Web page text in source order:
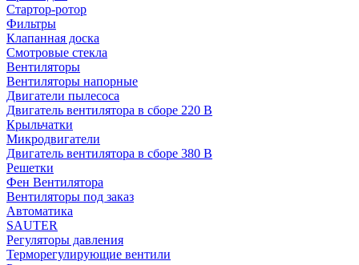
Стартор-ротор
Фильтры
Клапанная доска
Смотровые стекла
Вентиляторы
Вентиляторы напорные
Двигатели пылесоса
Двигатель вентилятора в сборе 220 В
Крыльчатки
Микродвигатели
Двигатель вентилятора в сборе 380 В
Решетки
Фен Вентилятора
Вентиляторы под заказ
Автоматика
SAUTER
Регуляторы давления
Терморегулирующие вентили